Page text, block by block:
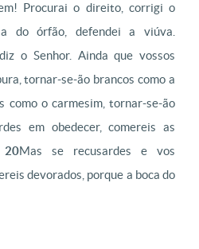
Procurai o direito, corrigi o
do órfão, defendei a viúva.
diz o Senhor. Ainda que vossos
tornar-se-ão brancos como a
como o carmesim, tornar-se-ão
em obedecer, comereis as
20Mas se recusardes e vos
devorados, porque a boca do